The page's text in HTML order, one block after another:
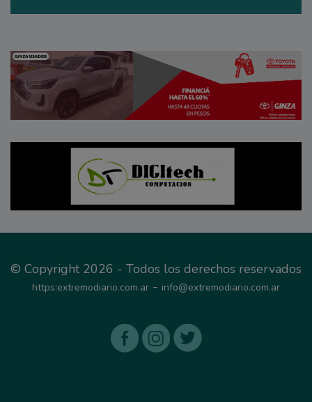
© Copyright 2026 - Todos los derechos reservados
https:extremodiario.com.ar - info@extremodiario.com.ar